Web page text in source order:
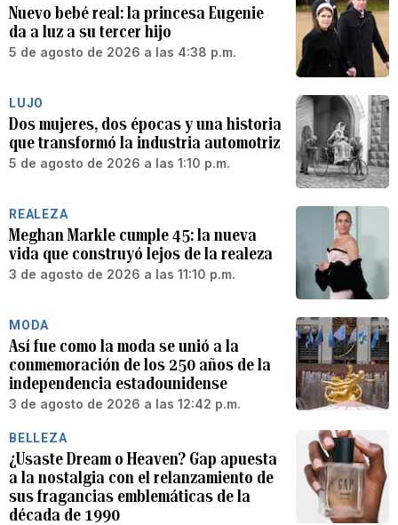
Nuevo bebé real: la princesa Eugenie
da a luz a su tercer hijo
5 de agosto de 2026 a las 4:38 p.m.
LUJO
Dos mujeres, dos épocas y una historia
que transformó la industria automotriz
5 de agosto de 2026 a las 1:10 p.m.
REALEZA
Meghan Markle cumple 45: la nueva
vida que construyó lejos de la realeza
3 de agosto de 2026 a las 11:10 p.m.
MODA
Así fue como la moda se unió a la
conmemoración de los 250 años de la
independencia estadounidense
3 de agosto de 2026 a las 12:42 p.m.
BELLEZA
¿Usaste Dream o Heaven? Gap apuesta
a la nostalgia con el relanzamiento de
sus fragancias emblemáticas de la
década de 1990